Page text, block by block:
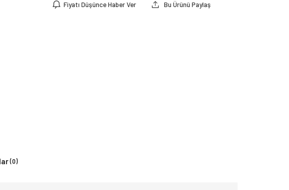
Fiyatı Düşünce Haber Ver Bu Ürünü Paylaş
(0)